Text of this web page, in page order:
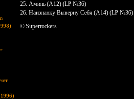
25. Аминь (А12) (LP №36)
26. Наизнанку Выверну Себя (А14) (LP №36)
© Superrockers